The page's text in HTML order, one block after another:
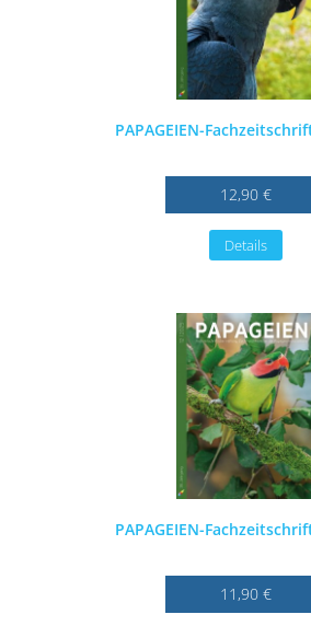
PAPAGEIEN-
12,90 €
Details
PAPAGEIEN-
11,90 €